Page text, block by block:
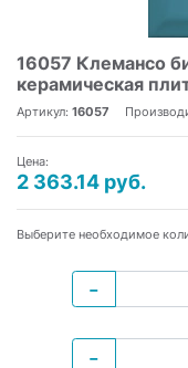
16057 Клемансо
керамическая
Артикул: 16057
Цена:
2 363.14 руб.
Выберите необходимое
−
−